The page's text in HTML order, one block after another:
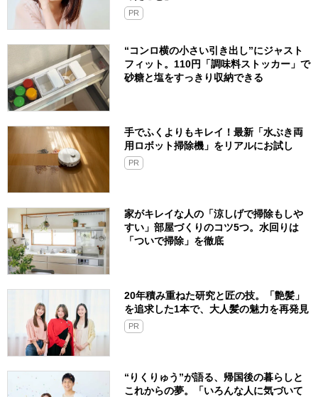
PR
“コンロ横の小さい引き出し”にジャスト
フィット。110円「調味料ストッカー」で
砂糖と塩をすっきり収納できる
手でふくよりもキレイ！最新「水ぶき両
用ロボット掃除機」をリアルにお試し
PR
家がキレイな人の「涼しげで掃除もしや
すい」部屋づくりのコツ5つ。水回りは
「ついで掃除」を徹底
20年積み重ねた研究と匠の技。「艶髪」
を追求した1本で、大人髪の魅力を再発見
PR
“りくりゅう”が語る、帰国後の暮らしと
これからの夢。「いろんな人に気づいて